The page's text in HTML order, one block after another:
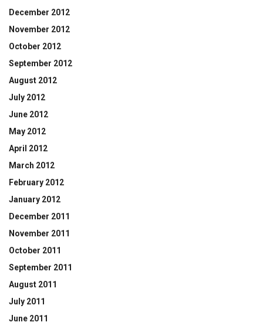
December 2012
November 2012
October 2012
September 2012
August 2012
July 2012
June 2012
May 2012
April 2012
March 2012
February 2012
January 2012
December 2011
November 2011
October 2011
September 2011
August 2011
July 2011
June 2011